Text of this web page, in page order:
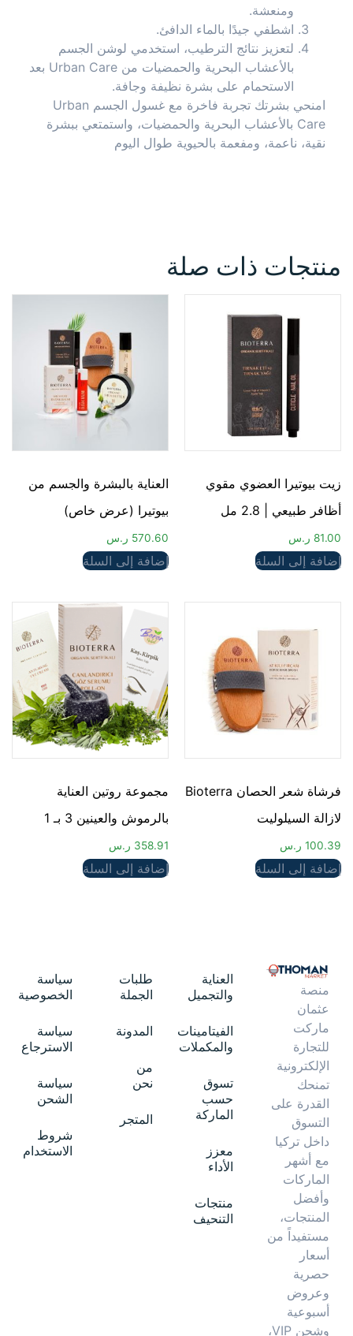
ومنعشة.
اشطفي جيدًا بالماء الدافئ.
لتعزيز نتائج الترطيب، استخدمي لوشن الجسم
بالأعشاب البحرية والحمضيات من Urban Care بعد
الاستحمام على بشرة نظيفة وجافة.
امنحي بشرتك تجربة فاخرة مع غسول الجسم Urban
Care بالأعشاب البحرية والحمضيات، واستمتعي ببشرة
نقية، ناعمة، ومفعمة بالحيوية طوال اليوم
منتجات ذات صلة
زيت بيوتيرا العضوي مقوي
أظافر طبيعي | 2.8 مل
81.00 ر.س
إضافة إلى السلة
العناية بالبشرة والجسم من
بيوتيرا (عرض خاص)
570.60 ر.س
إضافة إلى السلة
فرشاة شعر الحصان Bioterra
لازالة السيلوليت
100.39 ر.س
إضافة إلى السلة
مجموعة روتين العناية
بالرموش والعينين 3 بـ 1
358.91 ر.س
إضافة إلى السلة
منصة
عثمان
ماركت
للتجارة
الإلكترونية
تمنحك
القدرة على
التسوق
داخل تركيا
مع أشهر
الماركات
وأفضل
المنتجات،
مستفيداً من
أسعار
حصرية
وعروض
أسبوعية
وشحن VIP،
العناية
والتجميل
الفيتامينات
والمكملات
تسوق
حسب
الماركة
معزز
الأداء
منتجات
التنحيف
طلبات
الجملة
المدونة
من
نحن
المتجر
سياسة
الخصوصية
سياسة
الاسترجاع
سياسة
الشحن
شروط
الاستخدام